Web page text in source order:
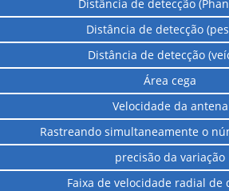
Distância de detecção
Distância de detecção
Distância de detecção
Área cega
Velocidade da antena
Rastreando simultaneamente o
precisão da variação
Faixa de velocidade radial de